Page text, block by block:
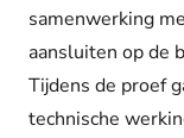
samenwerking
aansluiten op de
Tijdens de proef
technische